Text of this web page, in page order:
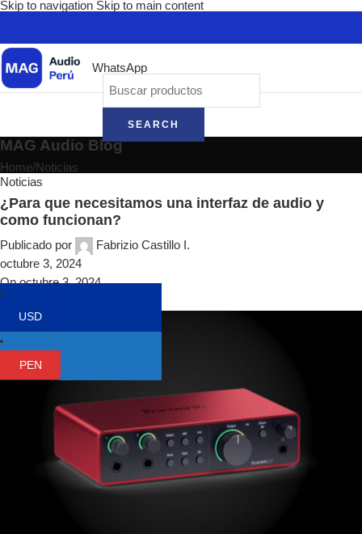
Skip to navigation Skip to main content
WhatsApp
SEARCH
MAG Audio Blog
Home/Noticias
Noticias
¿Para que necesitamos una interfaz de audio y
como funcionan?
Publicado por
Fabrizio Castillo I.
octubre 3, 2024
On octubre 3, 2024
USD
PEN